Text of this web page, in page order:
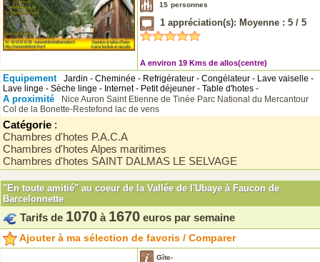
15 personnes
1 appréciation(s): Moyenne : 5 / 5
A environ 19 Kms de allos(centre)
Equipement
Jardin - Cheminée - Refrigérateur - Congélateur - Lave vaiselle -
Lave linge - Sèche linge - Internet - Petit déjeuner - Table d'hotes -
A proximité Nice Auron Saint Etienne de Tinée Parc National du Mercantour
Col de la Bonette-Restefond lac de vens
Catégorie :
Chambres d'hotes P.A.C.A
Chambres d'hotes Alpes maritimes
Chambres d'hotes SAINT DALMAS LE SELVAGE
"En toute amitié" au coeur de la Vallée de l'Ubaye à Faucon de
Barcelonnette
Tarifs de 1070 à 1670 euros par semaine
Ajouter à ma sélection de favoris / Comparer
Gîte-